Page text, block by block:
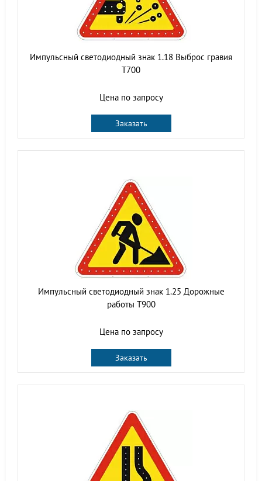
Импульсный светодиодный знак 1.18 Выброс гравия
Т700
Цена по запросу
Заказать
Импульсный светодиодный знак 1.25 Дорожные
работы Т900
Цена по запросу
Заказать